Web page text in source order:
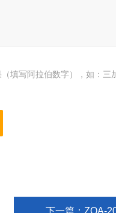
填写阿拉伯数字），如：三
下一篇： ZOA-